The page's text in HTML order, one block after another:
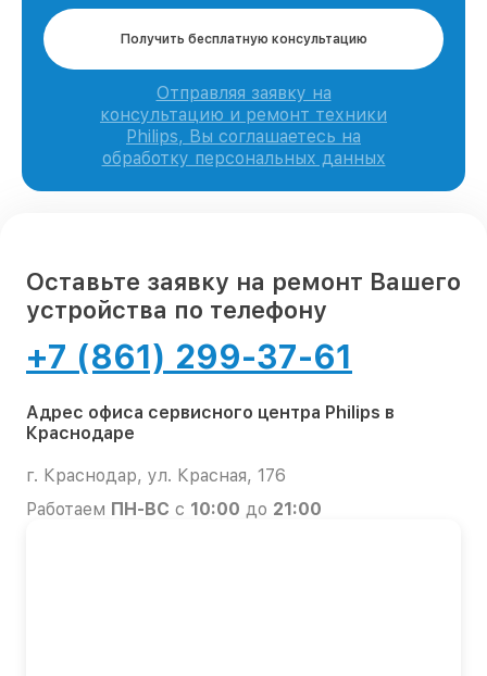
Получить бесплатную консультацию
Отправляя заявку на
консультацию и ремонт техники
Philips, Вы соглашаетесь на
обработку персональных данных
Оставьте заявку на ремонт Вашего
устройства по телефону
+7 (861) 299-37-61
Адрес офиса сервисного центра Philips в
Краснодаре
г. Краснодар, ул. Красная, 176
Работаем ПН-ВС с 10:00 до 21:00